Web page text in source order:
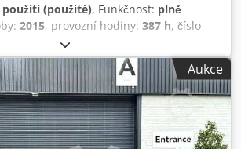
(použité), Funkčnost: plně
2015, provozní hodiny: 387 h, číslo
, pracovní výška:
Pracovní výška: 14 m Pohon: 4 × 4 ÚDAJE
plošiny: max. 360 kg Počet osob: max. 2
zatížení: max. 200 kg Síla ovládání
Rychlost větru: max. 12,5 m/s Provozní
Nabíječka Externí reference:
Ai Ner
Aukce